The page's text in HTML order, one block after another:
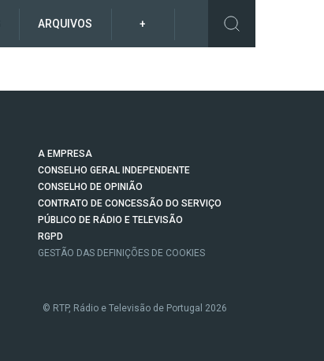
ARQUIVOS +
A EMPRESA
CONSELHO GERAL INDEPENDENTE
CONSELHO DE OPINIÃO
CONTRATO DE CONCESSÃO DO SERVIÇO
PÚBLICO DE RÁDIO E TELEVISÃO
RGPD
GESTÃO DAS DEFINIÇÕES DE COOKIES
© RTP, Rádio e Televisão de Portugal 2026